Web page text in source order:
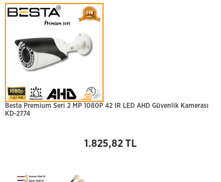
Besta Premium Seri 2 MP 1080P 42 IR LED AHD Güvenlik Kamerası
KD-2774
1.825,82 TL